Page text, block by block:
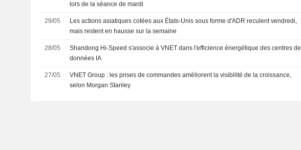
lors de la séance de mardi
29/05
Les actions asiatiques cotées aux États-Unis sous forme d'ADR reculent vendredi,
mais restent en hausse sur la semaine
28/05
Shandong Hi-Speed s'associe à VNET dans l'efficience énergétique des centres de
données IA
27/05
VNET Group : les prises de commandes améliorent la visibilité de la croissance,
selon Morgan Stanley